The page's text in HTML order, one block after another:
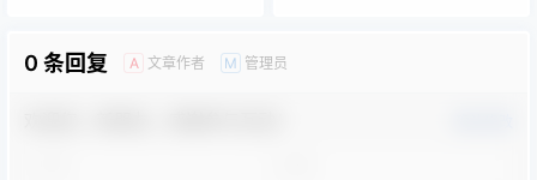
0 条回复 A 文章作者 M 管理员